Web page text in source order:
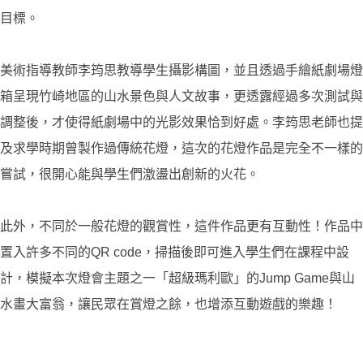
目標。
美術指導教師李筠思教導學生攝影構圖，並且透過手繪紙劇場燈
箱呈現竹崎地區的山水景色與人文故事，更透露經過多次測試與
調整後，才使得紙劇場中的光影效果恰到好處。李筠思老師也提
及求學時期曾製作過傳統花燈，這次的花燈作品是完全不一樣的
嘗試，很開心能與學生們激盪出創新的火花。
此外，不同於一般花燈的觀賞性，這件作品更有互動性！作品中
置入許多不同的QR code，掃描後即可進入學生們在課程中設
計，模擬本次燈會主題之一「超級瑪利歐」的Jump Game與山
水畫大富翁，讓民眾在賞燈之餘，也增添互動遊戲的樂趣！